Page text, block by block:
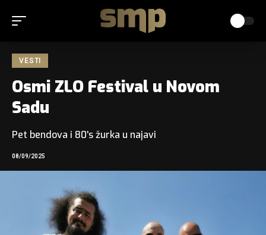
VESTI
Osmi ZLO Festival u Novom
Sadu
Pet bendova i 80's žurka u najavi
08/09/2025